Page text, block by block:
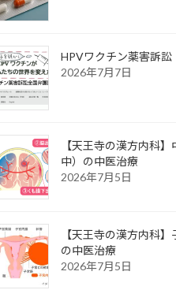
HPVワクチン薬害訴訟
2026年7月7日
【天王寺の漢方内科
中）の中医治療
2026年7月5日
【天王寺の漢方内科
の中医治療
2026年7月5日